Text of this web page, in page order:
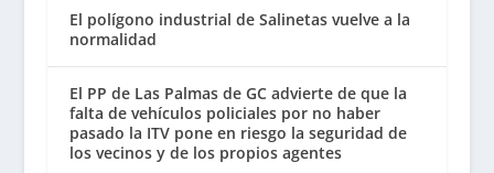
El polígono industrial de Salinetas vuelve a la
normalidad
El PP de Las Palmas de GC advierte de que la
falta de vehículos policiales por no haber
pasado la ITV pone en riesgo la seguridad de
los vecinos y de los propios agentes